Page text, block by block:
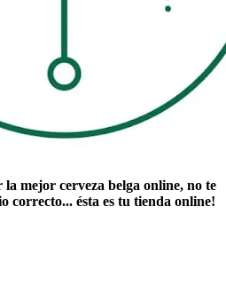
mejor cerveza belga online​, no te
correcto... ésta es tu tienda online!